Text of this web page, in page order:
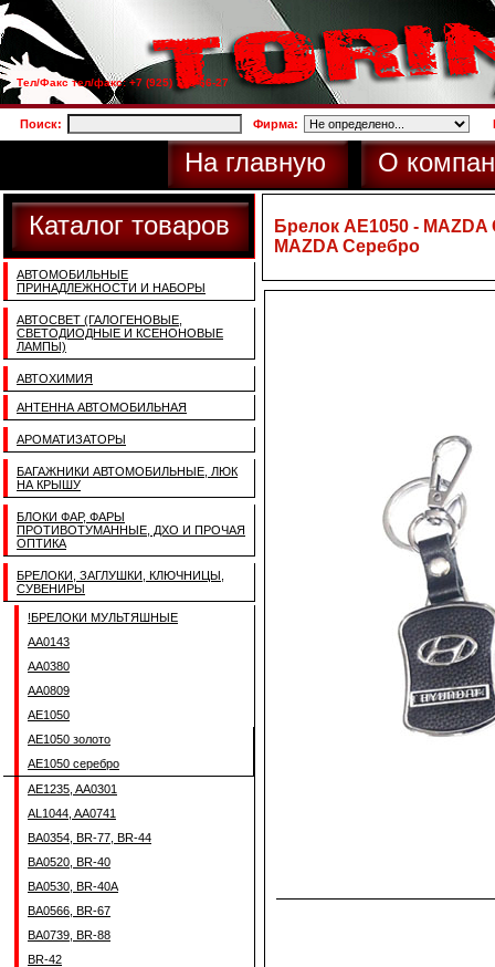
Тел/Факс тел/факс: +7 (925) 733-66-27
Поиск: Фирма:
На главную О
Каталог товаров
АВТОМОБИЛЬНЫЕ
ПРИНАДЛЕЖНОСТИ И НАБОРЫ
АВТОСВЕТ (ГАЛОГЕНОВЫЕ,
СВЕТОДИОДНЫЕ И КСЕНОНОВЫЕ
ЛАМПЫ)
АВТОХИМИЯ
АНТЕННА АВТОМОБИЛЬНАЯ
АРОМАТИЗАТОРЫ
БАГАЖНИКИ АВТОМОБИЛЬНЫЕ, ЛЮК
НА КРЫШУ
БЛОКИ ФАР, ФАРЫ
ПРОТИВОТУМАННЫЕ, ДХО И ПРОЧАЯ
ОПТИКА
БРЕЛОКИ, ЗАГЛУШКИ, КЛЮЧНИЦЫ,
СУВЕНИРЫ
!БРЕЛОКИ МУЛЬТЯШНЫЕ
AA0143
AA0380
AA0809
AE1050
AE1050 золото
AE1050 серебро
AE1235, AA0301
AL1044, AA0741
BA0354, BR-77, BR-44
BA0520, BR-40
BA0530, BR-40A
BA0566, BR-67
BA0739, BR-88
BR-42
Брелок AE1050 -
MAZDA Серебро